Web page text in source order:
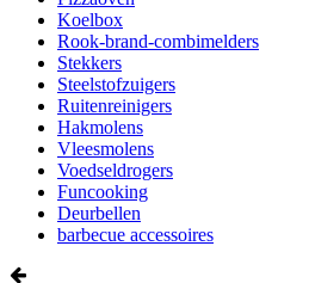
Koelbox
Rook-brand-combimelders
Stekkers
Steelstofzuigers
Ruitenreinigers
Hakmolens
Vleesmolens
Voedseldrogers
Funcooking
Deurbellen
barbecue accessoires